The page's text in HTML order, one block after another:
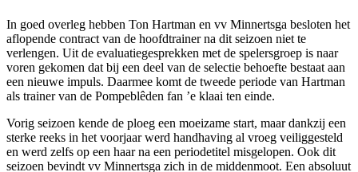
In goed overleg hebben Ton Hartman en vv Minnertsga besloten het
aflopende contract van de hoofdtrainer na dit seizoen niet te
verlengen. Uit de evaluatiegesprekken met de spelersgroep is naar
voren gekomen dat bij een deel van de selectie behoefte bestaat aan
een nieuwe impuls. Daarmee komt de tweede periode van Hartman
als trainer van de Pompeblêden fan ’e klaai ten einde.
Vorig seizoen kende de ploeg een moeizame start, maar dankzij een
sterke reeks in het voorjaar werd handhaving al vroeg veiliggesteld
en werd zelfs op een haar na een periodetitel misgelopen. Ook dit
seizoen bevindt vv Minnertsga zich in de middenmoot. Een absoluut